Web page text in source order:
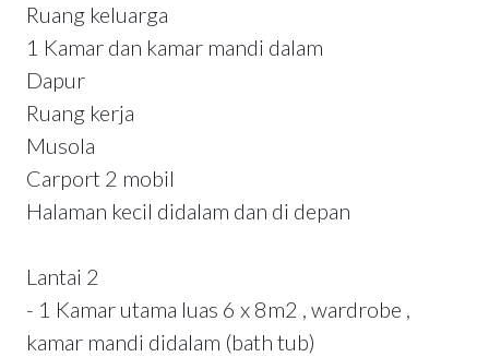
Ruang keluarga
1 Kamar dan kamar mandi dalam
Dapur
Ruang kerja
Musola
Carport 2 mobil
Halaman kecil didalam dan di depan
Lantai 2
- 1 Kamar utama luas 6 x 8m2 , wardrobe ,
kamar mandi didalam (bath tub)